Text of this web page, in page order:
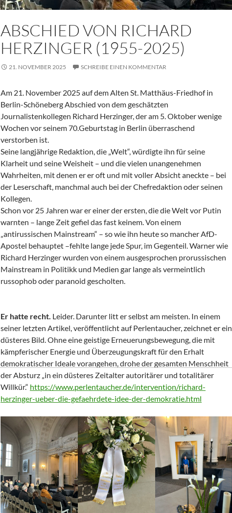
ABSCHIED VON RICHARD
HERZINGER (1955-2025)
21. NOVEMBER 2025 SCHREIBE EINEN KOMMENTAR
Am 21. November 2025 auf dem Alten St. Matthäus-Friedhof in
Berlin-Schöneberg Abschied von dem geschätzten
Journalistenkollegen Richard Herzinger, der am 5. Oktober wenige
Wochen vor seinem 70.Geburtstag in Berlin überraschend
verstorben ist.
Seine langjährige Redaktion, die „Welt“, würdigte ihn für seine
Klarheit und seine Weisheit – und die vielen unangenehmen
Wahrheiten, mit denen er er oft und mit voller Absicht aneckte – bei
der Leserschaft, manchmal auch bei der Chefredaktion oder seinen
Kollegen.
Schon vor 25 Jahren war er einer der ersten, die die Welt vor Putin
warnten – lange Zeit gefiel das fast keinem. Von einem
„antirussischen Mainstream“ – so wie ihn heute so mancher AfD-
Apostel behauptet –fehlte lange jede Spur, im Gegenteil. Warner wie
Richard Herzinger wurden von einem ausgesprochen prorussischen
Mainstream in Politikk und Medien gar lange als vermeintlich
russophob oder paranoid gescholten.
Er hatte recht. Leider. Darunter litt er selbst am meisten. In einem
seiner letzten Artikel, veröffentlicht auf Perlentaucher, zeichnet er ein
düsteres Bild. Ohne eine geistige Erneuerungsbewegung, die mit
kämpferischer Energie und Überzeugungskraft für den Erhalt
demokratischer Ideale vorangehen, drohe der gesamten Menschheit
der Absturz „in ein düsteres Zeitalter autoritärer und totalitärer
Willkür.“ https://www.perlentaucher.de/intervention/richard-
herzinger-ueber-die-gefaehrdete-idee-der-demokratie.html